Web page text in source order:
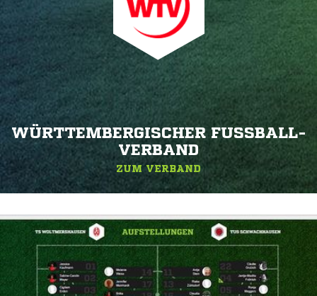
WÜRTTEMBERGISCHER FUSSBALL-V
ERBAND
ZUM VERBAND